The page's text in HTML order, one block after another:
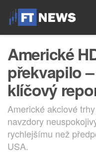
Americké
překvapilo
klíčový
Americké akciové
navzdory
rychlejšímu než
USA.